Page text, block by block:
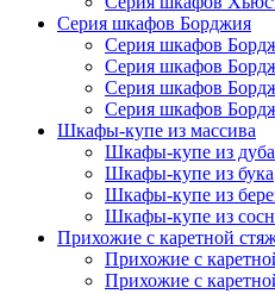
Серия шкафов Борджия
Серия шкафов
Серия шкафов
Серия шкафов
Серия шкафов
Шкафы-купе из массива
Шкафы-купе из дуба
Шкафы-купе из бука
Шкафы-купе из
Шкафы-купе из
Прихожие с каретной
Прихожие с
Прихожие с